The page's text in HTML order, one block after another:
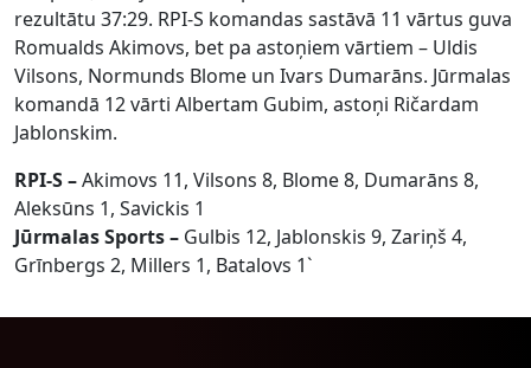
rezultātu 37:29. RPI-S komandas sastāvā 11 vārtus guva
Romualds Akimovs, bet pa astoņiem vārtiem – Uldis
Vilsons, Normunds Blome un Ivars Dumarāns. Jūrmalas
komandā 12 vārti Albertam Gubim, astoņi Ričardam
Jablonskim.
RPI-S –Akimovs 11, Vilsons 8, Blome 8, Dumarāns 8,
Aleksūns 1, Savickis 1
Jūrmalas Sports – Gulbis 12, Jablonskis 9, Zariņš 4,
Grīnbergs 2, Millers 1, Batalovs 1`